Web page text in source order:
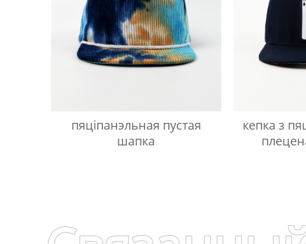
пяціпанэльная пустая
шапка
кепка з